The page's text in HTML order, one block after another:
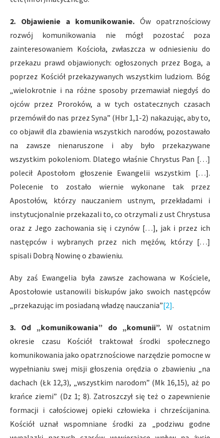
2. Objawienie a komunikowanie. Ów opatrznościowy
rozwój komunikowania nie mógł pozostać poza
zainteresowaniem Kościoła, zwłaszcza w odniesieniu do
przekazu prawd objawionych: ogłoszonych przez Boga, a
poprzez Kościół przekazywanych wszystkim ludziom. Bóg
„wielokrotnie i na różne sposoby przemawiał niegdyś do
ojców przez Proroków, a w tych ostatecznych czasach
przemówił do nas przez Syna” (Hbr 1,1-2) nakazując, aby to,
co objawił dla zbawienia wszystkich narodów, pozostawało
na zawsze nienaruszone i aby było przekazywane
wszystkim pokoleniom. Dlatego właśnie Chrystus Pan […]
polecił Apostołom głoszenie Ewangelii wszystkim […].
Polecenie to zostało wiernie wykonane tak przez
Apostołów, którzy nauczaniem ustnym, przekładami i
instytucjonalnie przekazali to, co otrzymali z ust Chrystusa
oraz z Jego zachowania się i czynów […], jak i przez ich
następców i wybranych przez nich mężów, którzy […]
spisali Dobrą Nowinę o zbawieniu.
Aby zaś Ewangelia była zawsze zachowana w Kościele,
Apostołowie ustanowili biskupów jako swoich następców
„przekazując im posiadaną władzę nauczania”[2].
3. Od „komunikowania” do „komunii”. W ostatnim
okresie czasu Kościół traktował środki społecznego
komunikowania jako opatrznościowe narzędzie pomocne w
wypełnianiu swej misji głoszenia orędzia o zbawieniu „na
dachach (Łk 12,3), „wszystkim narodom” (Mk 16,15), aż po
krańce ziemi” (Dz 1; 8). Zatroszczył się też o zapewnienie
formacji i całościowej opieki człowieka i chrześcijanina.
Kościół uznał wspomniane środki za „podziwu godne